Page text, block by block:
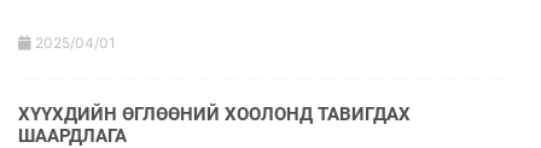
2025/04/01
ХҮҮХДИЙН ӨГЛӨӨНИЙ ХООЛОНД ТАВИГДАХ
ШААРДЛАГА